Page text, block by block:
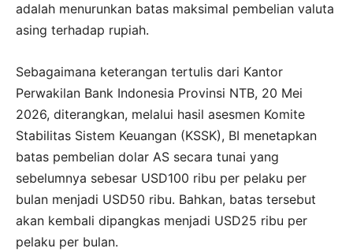
adalah menurunkan batas maksimal pembelian valuta
asing terhadap rupiah.
Sebagaimana keterangan tertulis dari Kantor
Perwakilan Bank Indonesia Provinsi NTB, 20 Mei
2026, diterangkan, melalui hasil asesmen Komite
Stabilitas Sistem Keuangan (KSSK), BI menetapkan
batas pembelian dolar AS secara tunai yang
sebelumnya sebesar USD100 ribu per pelaku per
bulan menjadi USD50 ribu. Bahkan, batas tersebut
akan kembali dipangkas menjadi USD25 ribu per
pelaku per bulan.